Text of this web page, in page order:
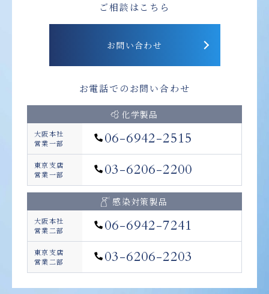
ご相談はこちら
お問い合わせ
お電話でのお問い合わせ
化学製品
大阪本社
営業一部
06-6942-2515
東京支店
営業一部
03-6206-2200
感染対策製品
大阪本社
営業二部
06-6942-7241
東京支店
営業二部
03-6206-2203